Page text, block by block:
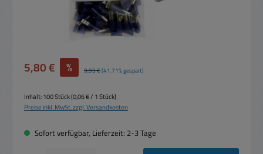
Verkaufspreis:
5,80 € % Regulärer Preis:
9,95 €(41.71% gespart)
Inhalt:100 Stück(0,06 € / 1 Stück)
Preise inkl. MwSt. zzgl. Versandkosten
Sofort verfügbar, Lieferzeit: 2-3 Tage
Produkt Anzahl: Gib den gewünschten Wert ein oder benutze die Schaltflächen um